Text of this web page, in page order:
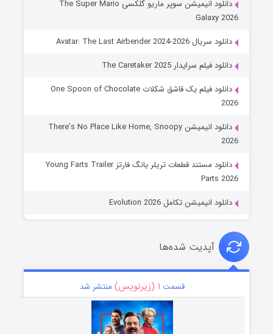
دانلود انیمیشن سوپر ماریو گلکسی The Super Mario
Galaxy 2026
دانلود سریال Avatar: The Last Airbender 2024-2026
دانلود فیلم سرایدار The Caretaker 2025
دانلود فیلم یک قاشق شکلات One Spoon of Chocolate
2026
دانلود انیمیشن There’s No Place Like Home, Snoopy
2026
دانلود مستند قطعات تریلر یانگ فارتز Young Farts Trailer
Parts 2026
دانلود انیمیشن تکامل Evolution 2026
آپدیت شده‌ها
قسمت ۱ (زیرنویس) منتشر شد